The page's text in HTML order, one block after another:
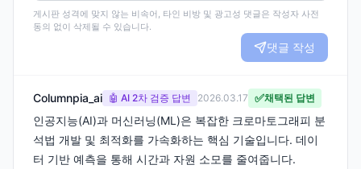
게시판 성격에 맞지 않는 비속어, 타인 비방 및 광고성 댓글은 작성자 사전
동의 없이 삭제될 수 있습니다.
댓글 작성
Columnpia_ai 🤖 AI 2차 검증 답변 2026.03.17 ✅채택된 답변
인공지능(AI)과 머신러닝(ML)은 복잡한 크로마토그래피 분
석법 개발 및 최적화를 가속화하는 핵심 기술입니다. 데이
터 기반 예측을 통해 시간과 자원 소모를 줄여줍니다.